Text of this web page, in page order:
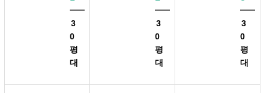
3
0
평
대
3
0
평
대
3
0
평
대